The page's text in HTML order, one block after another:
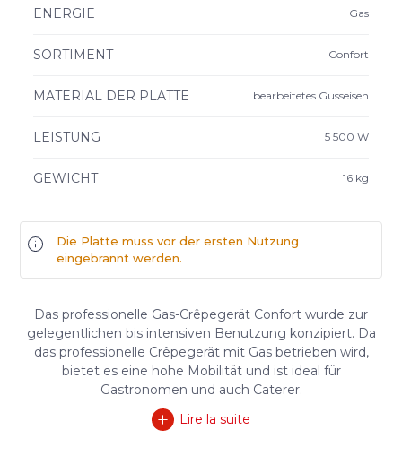
ENERGIE Gas
SORTIMENT Confort
MATERIAL DER PLATTE bearbeitetes Gusseisen
LEISTUNG 5 500 W
GEWICHT 16 kg
Die Platte muss vor der ersten Nutzung
eingebrannt werden.
Das professionelle Gas-Crêpegerät Confort wurde zur
gelegentlichen bis intensiven Benutzung konzipiert. Da
das professionelle Crêpegerät mit Gas betrieben wird,
bietet es eine hohe Mobilität und ist ideal für
Gastronomen und auch Caterer.
Lire la suite